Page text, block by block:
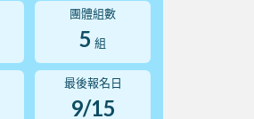
團體組數
5 組
最後報名日
9/15